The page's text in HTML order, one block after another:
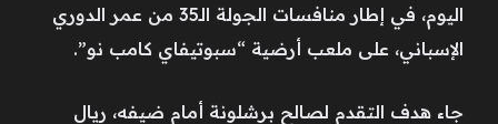
اليوم، في إطار منافسات الجولة الـ35 من عمر الدوري
الإسباني، على ملعب أرضية “سبوتيفاي كامب نو”.
جاء هدف التقدم لصالح برشلونة أمام ضيفه، ريال